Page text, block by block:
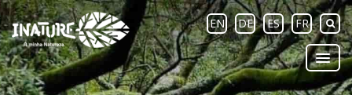
EN DE ES FR